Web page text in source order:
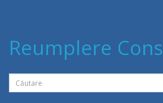
Reumplere